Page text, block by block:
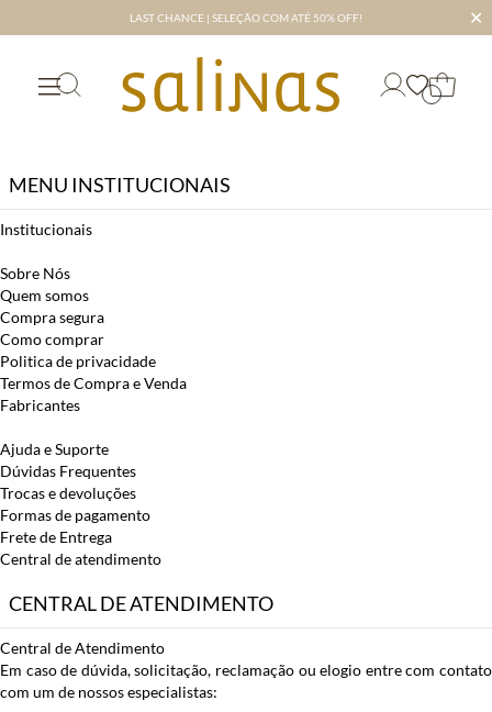
LAST CHANCE | SELEÇÃO COM ATÉ 50% OFF! ✕
MENU INSTITUCIONAIS
Institucionais
Sobre Nós
Quem somos
Compra segura
Como comprar
Politica de privacidade
Termos de Compra e Venda
Fabricantes
Ajuda e Suporte
Dúvidas Frequentes
Trocas e devoluções
Formas de pagamento
Frete de Entrega
Central de atendimento
CENTRAL DE ATENDIMENTO
Central de Atendimento
Em caso de dúvida, solicitação, reclamação ou elogio entre com contato
com um de nossos especialistas: